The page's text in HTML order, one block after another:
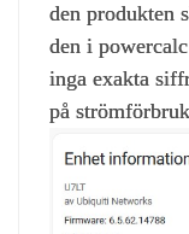
den produkten
den i
inga exakta
på